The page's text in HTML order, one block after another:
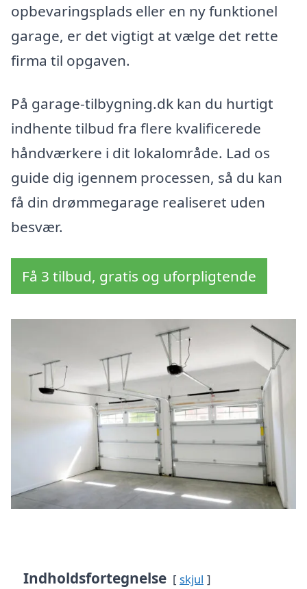
opbevaringsplads eller en ny funktionel
garage, er det vigtigt at vælge det rette
firma til opgaven.
På garage-tilbygning.dk kan du hurtigt
indhente tilbud fra flere kvalificerede
håndværkere i dit lokalområde. Lad os
guide dig igennem processen, så du kan
få din drømmegarage realiseret uden
besvær.
Få 3 tilbud, gratis og uforpligtende
Indholdsfortegnelse skjul